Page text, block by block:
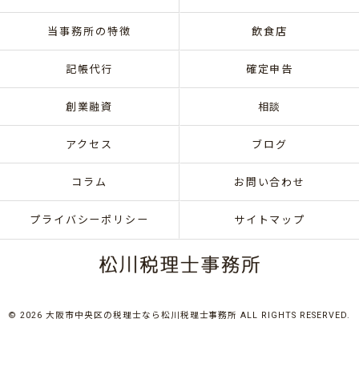
当事務所の特徴 飲食店
記帳代行 確定申告
創業融資 相談
アクセス ブログ
コラム お問い合わせ
プライバシーポリシー サイトマップ
© 2026 大阪市中央区の税理士なら松川税理士事務所 ALL RIGHTS RESERVED.